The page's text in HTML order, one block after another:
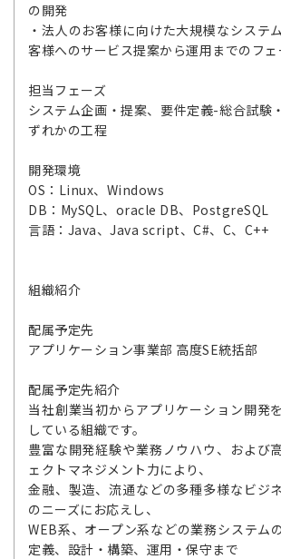
の開発
・法人のお客様に向けた大規模なシステ
客様へのサービス提案から運用までのフェ
担当フェーズ
システム企画・提案、要件定義-総合試験
ずれかの工程
開発環境
OS：Linux、Windows
DB：MySQL、oracle DB、PostgreSQL
言語：Java、Java script、C#、C、C++
組織紹介
配属予定先
アプリケーション事業部 高度SE統括部
配属予定先紹介
当社創業当初からアプリケーション開発
している組織です。
豊富な開発経験や業務ノウハウ、および
ェクトマネジメント力により、
金融、製造、流通などの多種多様なビジ
のニーズにお応えし、
WEB系、オープン系などの業務システム
定義、設計・構築、運用・保守まで